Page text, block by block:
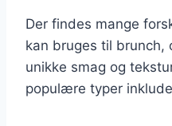
Der findes mange
kan bruges til brunch,
unikke smag og
populære typer